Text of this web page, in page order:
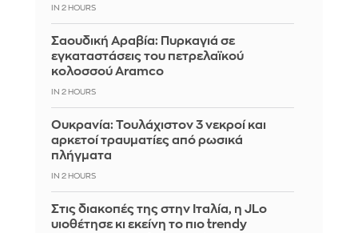
IN 2 HOURS
Σαουδική Αραβία: Πυρκαγιά σε
εγκαταστάσεις του πετρελαϊκού
κολοσσού Aramco
IN 2 HOURS
Ουκρανία: Τουλάχιστον 3 νεκροί και
αρκετοί τραυματίες από ρωσικά
πλήγματα
IN 2 HOURS
Στις διακοπές της στην Ιταλία, η JLo
υιοθέτησε κι εκείνη το πιο trendy